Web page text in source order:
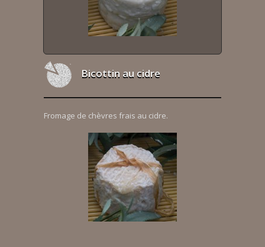
Bicottin au cidre
Fromage de chèvres frais au cidre.